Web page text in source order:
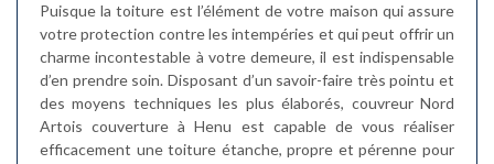
Puisque la toiture est l’élément de votre maison qui assure
votre protection contre les intempéries et qui peut offrir un
charme incontestable à votre demeure, il est indispensable
d’en prendre soin. Disposant d’un savoir-faire très pointu et
des moyens techniques les plus élaborés, couvreur Nord
Artois couverture à Henu est capable de vous réaliser
efficacement une toiture étanche, propre et pérenne pour